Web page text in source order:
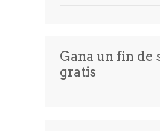
Gana un fin de
gratis